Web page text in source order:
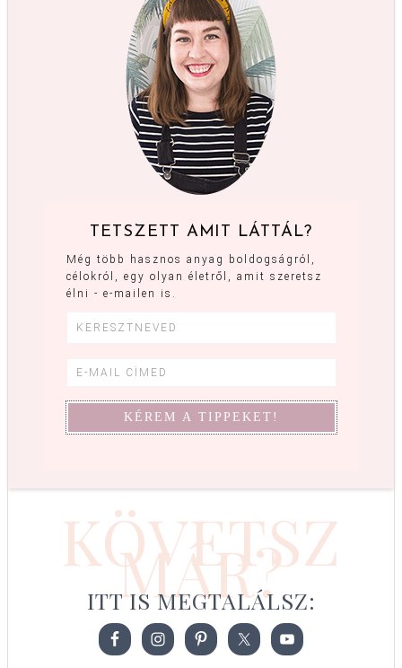
TETSZETT AMIT LÁTTÁL?
Még több hasznos anyag boldogságról,
célokról, egy olyan életről, amit szeretsz
élni - e-mailen is.
KÖVETSZ
MÁR?
ITT IS MEGTALÁLSZ: